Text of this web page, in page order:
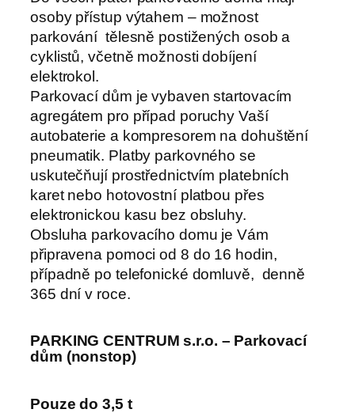
osoby přístup výtahem – možnost
parkování tělesně postižených osob a
cyklistů, včetně možnosti dobíjení
elektrokol.
Parkovací dům je vybaven startovacím
agregátem pro případ poruchy Vaší
autobaterie a kompresorem na dohuštění
pneumatik. Platby parkovného se
uskutečňují prostřednictvím platebních
karet nebo hotovostní platbou přes
elektronickou kasu bez obsluhy.
Obsluha parkovacího domu je Vám
připravena pomoci od 8 do 16 hodin,
případně po telefonické domluvě, denně
365 dní v roce.
PARKING CENTRUM s.r.o. – Parkovací
dům (nonstop)
Pouze do 3,5 t